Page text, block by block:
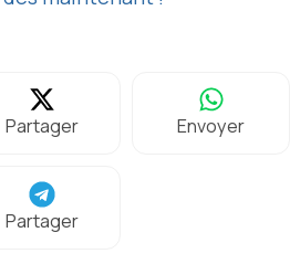
Partager Envoyer
Partager